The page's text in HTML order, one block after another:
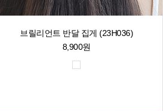
브릴리언트 반달 집게 (23H036)
8,900원